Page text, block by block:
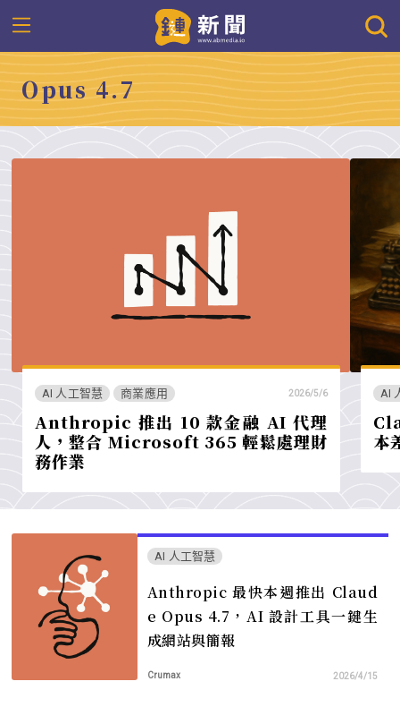
Opus 4.7
AI 人工智慧 商業應用 2026/5/6
Anthropic 推出 10 款金融 AI 代理
人，整合 Microsoft 365 輕鬆處理財
務作業
AI
本
AI 人工智慧
Anthropic 最快本週推出 Claud
e Opus 4.7，AI 設計工具一鍵生
成網站與簡報
Crumax 2026/4/15